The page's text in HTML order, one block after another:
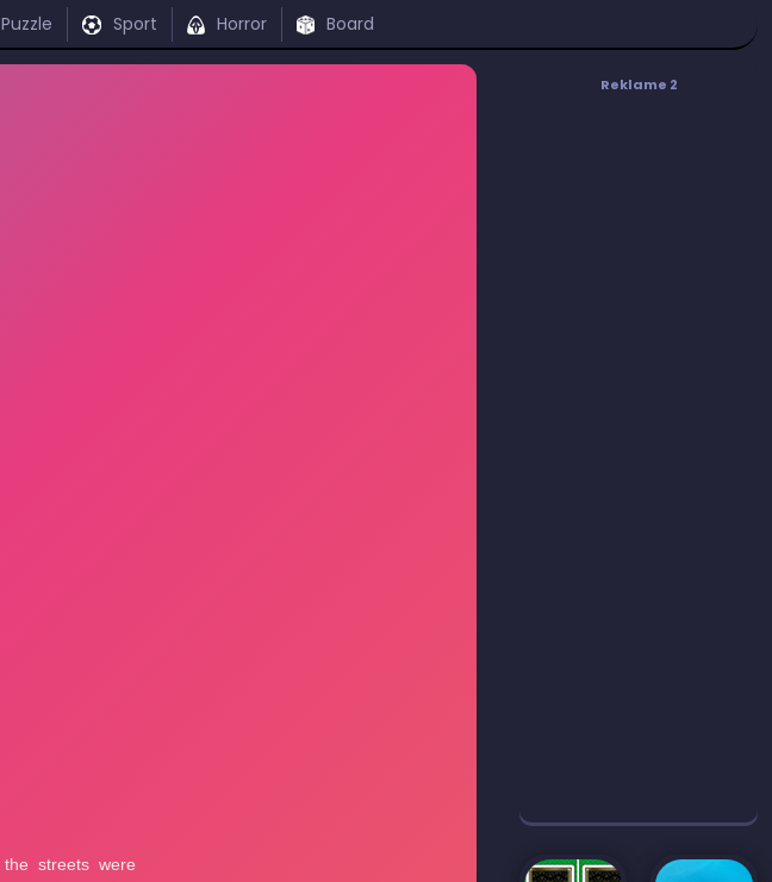
Puzzle Sport Horror Board
Reklame 2